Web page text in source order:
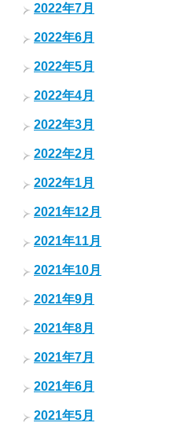
2022年7月
2022年6月
2022年5月
2022年4月
2022年3月
2022年2月
2022年1月
2021年12月
2021年11月
2021年10月
2021年9月
2021年8月
2021年7月
2021年6月
2021年5月